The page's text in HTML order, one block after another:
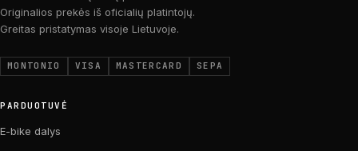
Originalios prekės iš oficialių platintojų.
Greitas pristatymas visoje Lietuvoje.
MONTONIO VISA MASTERCARD SEPA
PARDUOTUVĖ
E-bike dalys